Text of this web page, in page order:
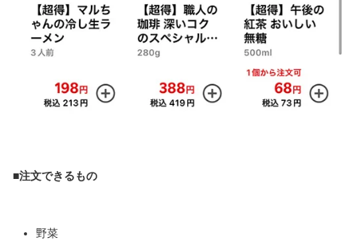
■注文できるもの
野菜